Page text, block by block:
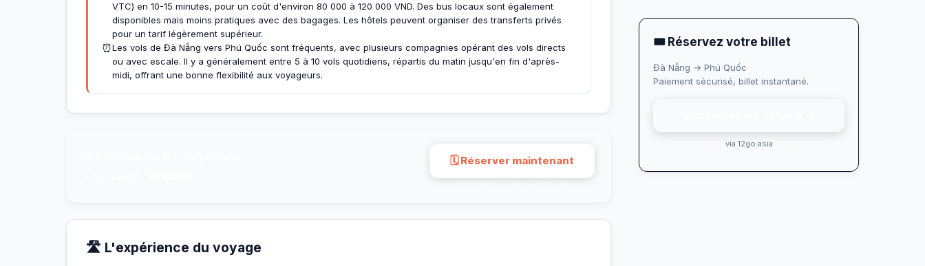
VTC) en 10-15 minutes, pour un coût d'environ 80 000 à 120 000 VND. Des bus locaux sont également
disponibles mais moins pratiques avec des bagages. Les hôtels peuvent organiser des transferts privés
pour un tarif légèrement supérieur.
⏰Les vols de Đà Nẵng vers Phú Quốc sont fréquents, avec plusieurs compagnies opérant des vols directs
ou avec escale. Il y a généralement entre 5 à 10 vols quotidiens, répartis du matin jusqu'en fin d'après-
midi, offrant une bonne flexibilité aux voyageurs.
🗓 Réserver maintenant
🛣️ L'expérience du voyage
🎟 Réservez votre billet
Đà Nẵng → Phú Quốc
Paiement sécurisé, billet instantané.
via 12go.asia